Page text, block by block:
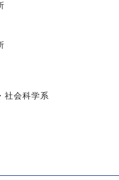
社会科学系